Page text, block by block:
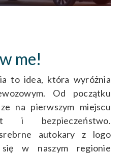
me!
to idea, która wyróżnia
Od początku
na pierwszym miejscu
i bezpieczeństwo.
autokary z logo
w naszym regionie